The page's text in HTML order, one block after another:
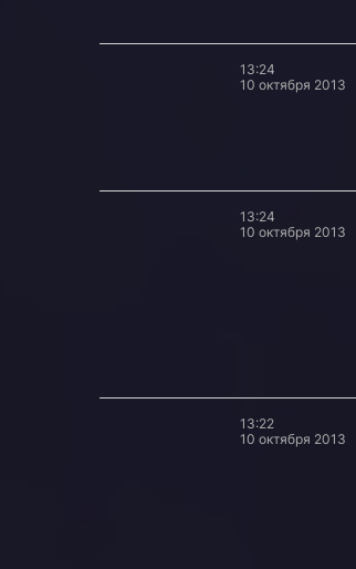
13:24
10 октября 2013
13:24
10 октября 2013
13:22
10 октября 2013